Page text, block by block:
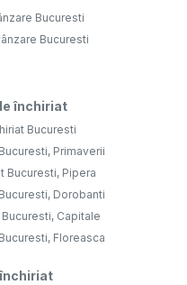
Bucuresti
Bucuresti
închiriat
Bucuresti
Primaverii
Bucuresti, Pipera
Dorobanti
Capitale
Floreasca